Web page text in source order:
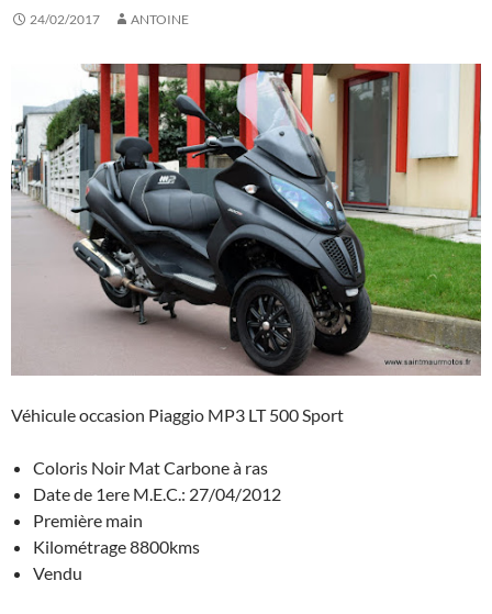
24/02/2017 ANTOINE
Véhicule occasion Piaggio MP3 LT 500 Sport
Coloris Noir Mat Carbone à ras
Date de 1ere M.E.C.: 27/04/2012
Première main
Kilométrage 8800kms
Vendu